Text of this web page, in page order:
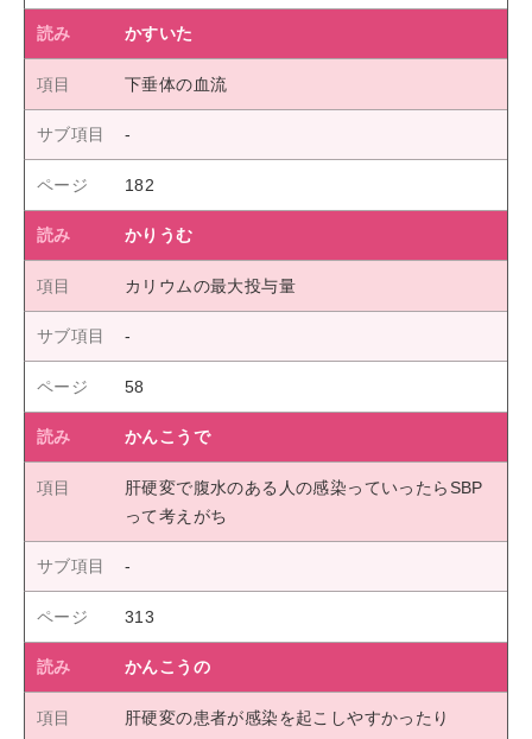
かすいた
下垂体の血流
182
かりうむ
カリウムの最大投与量
58
かんこうで
肝硬変で腹水のある人の感染っていったらSBP
って考えがち
313
かんこうの
肝硬変の患者が感染を起こしやすかったり